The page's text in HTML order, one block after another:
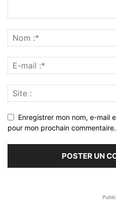
Enregistrer mon nom, e-mail
pour mon prochain commentaire.